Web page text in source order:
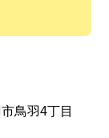
鳥羽4丁目